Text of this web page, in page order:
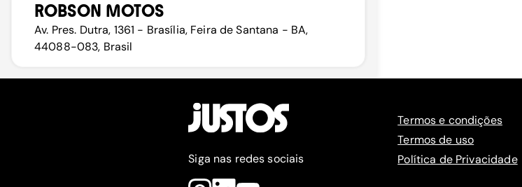
ROBSON MOTOS
Av. Pres. Dutra, 1361 - Brasília, Feira de Santana - BA,
44088-083, Brasil
Siga nas redes sociais
Termos e condições
Termos de uso
Política de Privacidade